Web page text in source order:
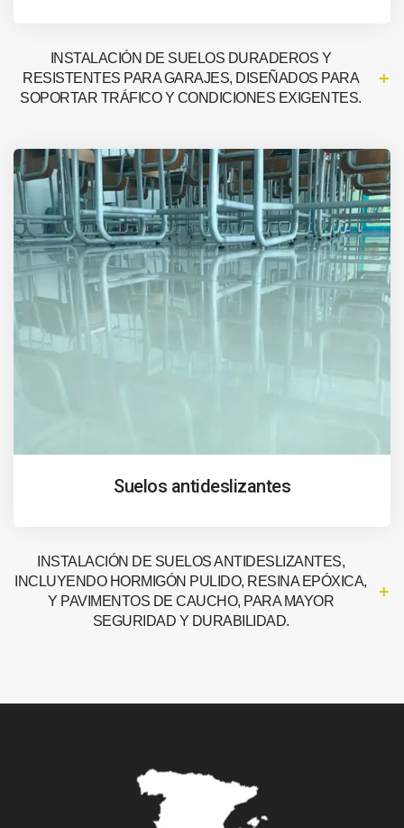
INSTALACIÓN DE SUELOS DURADEROS Y
RESISTENTES PARA GARAJES, DISEÑADOS PARA
SOPORTAR TRÁFICO Y CONDICIONES EXIGENTES.
Suelos antideslizantes
INSTALACIÓN DE SUELOS ANTIDESLIZANTES,
INCLUYENDO HORMIGÓN PULIDO, RESINA EPÓXICA,
Y PAVIMENTOS DE CAUCHO, PARA MAYOR
SEGURIDAD Y DURABILIDAD.